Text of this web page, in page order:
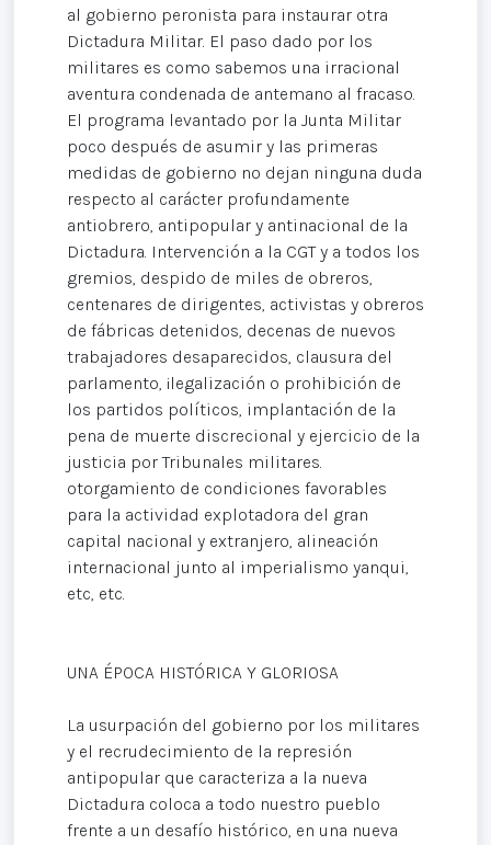
al gobierno peronista para instaurar otra
Dictadura Militar. El paso dado por los
militares es como sabemos una irracional
aventura condenada de antemano al fracaso.
El programa levantado por la Junta Militar
poco después de asumir y las primeras
medidas de gobierno no dejan ninguna duda
respecto al carácter profundamente
antiobrero, antipopular y antinacional de la
Dictadura. Intervención a la CGT y a todos los
gremios, despido de miles de obreros,
centenares de dirigentes, activistas y obreros
de fábricas detenidos, decenas de nuevos
trabajadores desaparecidos, clausura del
parlamento, ¡legalización o prohibición de
los partidos políticos, implantación de la
pena de muerte discrecional y ejercicio de la
justicia por Tribunales militares.
otorgamiento de condiciones favorables
para la actividad explotadora del gran
capital nacional y extranjero, alineación
internacional junto al imperialismo yanqui,
etc, etc.
UNA ÉPOCA HISTÓRICA Y GLORIOSA
La usurpación del gobierno por los militares
y el recrudecimiento de la represión
antipopular que caracteriza a la nueva
Dictadura coloca a todo nuestro pueblo
frente a un desafío histórico, en una nueva